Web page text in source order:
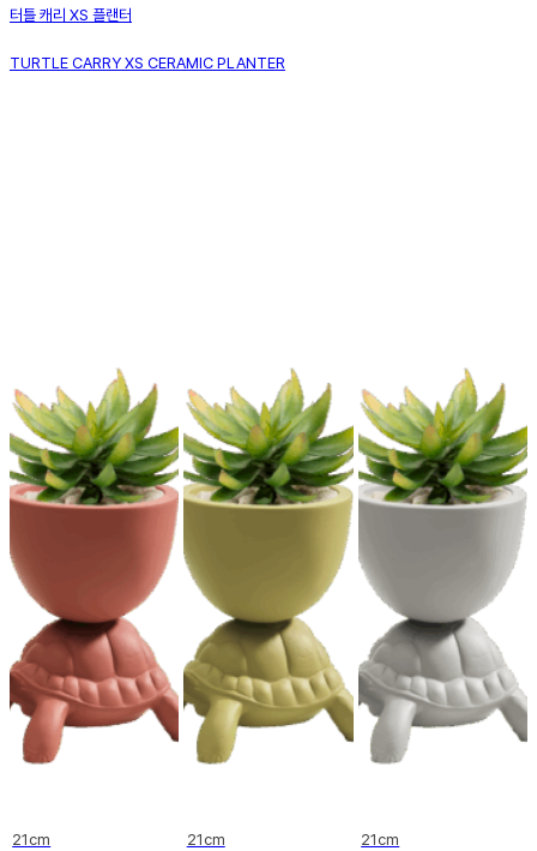
터틀 캐리 XS 플랜터
TURTLE CARRY XS CERAMIC PLANTER
21cm 21cm 21cm